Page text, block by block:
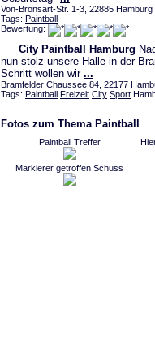
Von-Bronsart-Str. 1-3, 22885
Tags: Paintball
Bewertung:
City Paintball Hamburg
nun stolz unsere Halle in der
Schritt wollen wir ...
Bramfelder Chaussee 84, 22177
Tags: Paintball Freizeit City Sport
Fotos zum Thema Paintball
Paintball Treffer
Markierer getroffen Schuss